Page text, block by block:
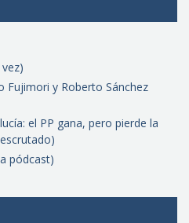
Fujimori y Roberto Sánchez
el PP gana, pero pierde la
pódcast)